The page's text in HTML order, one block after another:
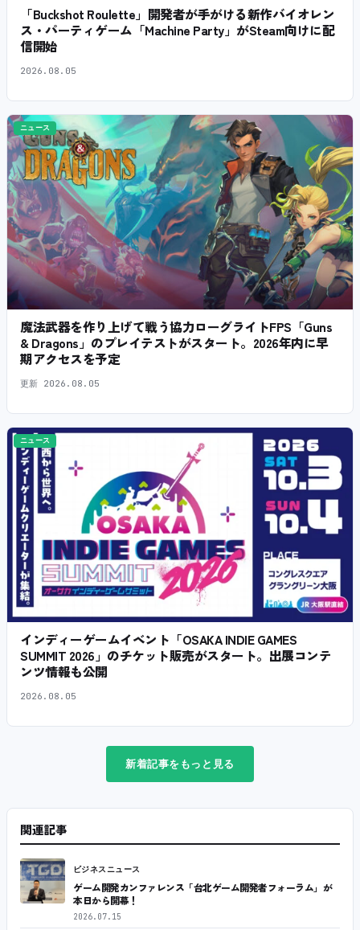
「Buckshot Roulette」開発者が手がける新作バイオレン
ス・パーティゲーム「Machine Party」がSteam向けに配
信開始
2026.08.05
ニュース
魔法武器を作り上げて戦う協力ローグライトFPS「Guns
& Dragons」のプレイテストがスタート。2026年内に早
期アクセスを予定
更新 2026.08.05
ニュース
インディーゲームイベント「OSAKA INDIE GAMES
SUMMIT 2026」のチケット販売がスタート。出展コンテ
ンツ情報も公開
2026.08.05
新着記事をもっと見る
関連記事
ビジネスニュース
ゲーム開発カンファレンス「台北ゲーム開発者フォーラム」が
本日から開幕！
2026.07.15